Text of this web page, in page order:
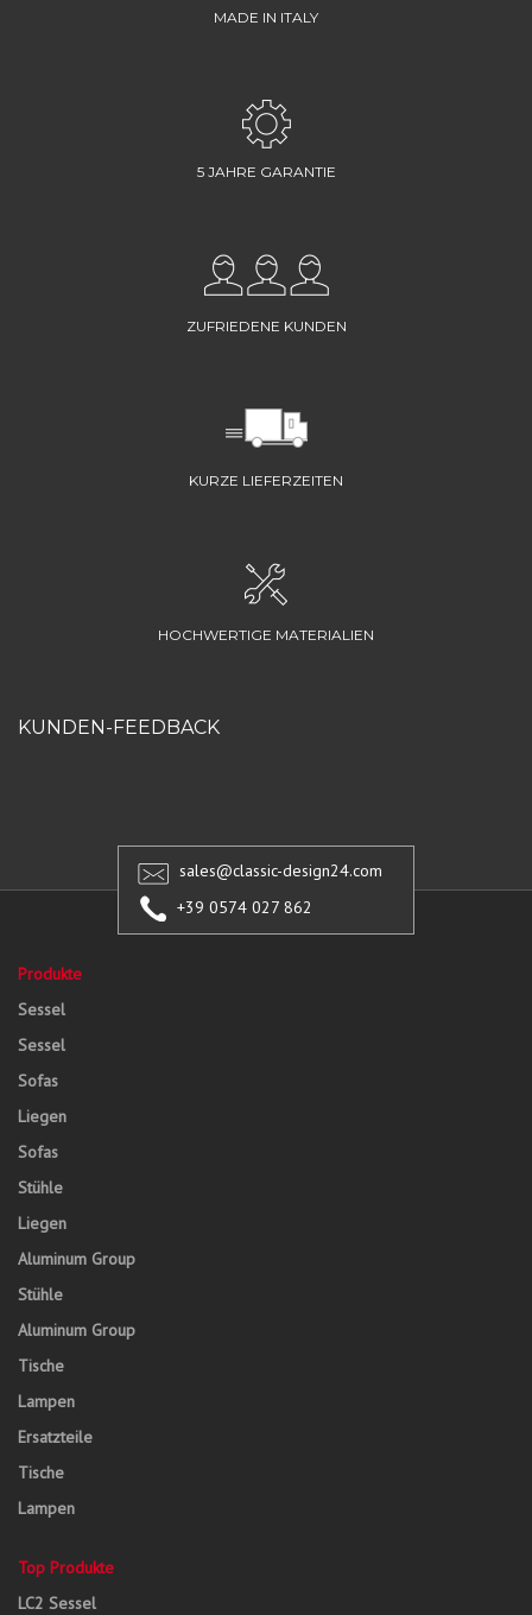
MADE IN ITALY
5 JAHRE GARANTIE
ZUFRIEDENE KUNDEN
KURZE LIEFERZEITEN
HOCHWERTIGE MATERIALIEN
KUNDEN-FEEDBACK
sales@classic-design24.com
+39 0574 027 862
Produkte
Sessel
Sessel
Sofas
Liegen
Sofas
Stühle
Liegen
Aluminum Group
Stühle
Aluminum Group
Tische
Lampen
Ersatzteile
Tische
Lampen
Top Produkte
LC2 Sessel